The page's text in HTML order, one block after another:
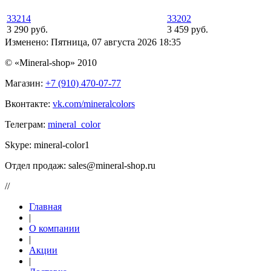
33214
3 290 руб.
33202
3 459 руб.
Изменено: Пятница, 07 августа 2026 18:35
© «Mineral-shop» 2010
Магазин: +7 (910) 470-07-77
Вконтакте: vk.com/mineralcolors
Телеграм: mineral_color
Skype: mineral-color1
Отдел продаж: sales@mineral-shop.ru
//
Главная
|
О компании
|
Акции
|